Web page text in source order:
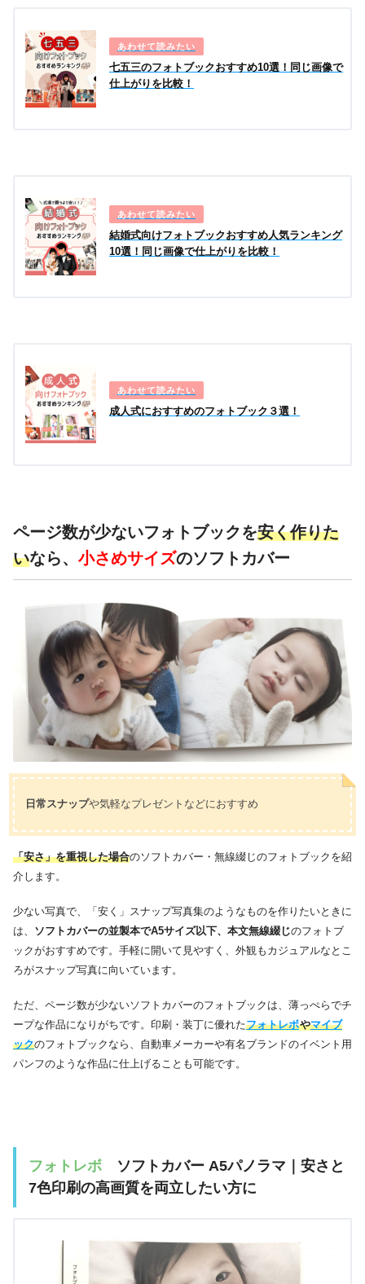
ケース
0円
ギフトラッピング
スマホ
オンライン
編集
対応OS：iOS 、 Android
画像枠：自由編集可能
対応画像形式：JPEG
オンライン
編集
パソコン
ダウンロードソフト
装飾素材 または
装飾素材または
テンプレート
七五三のフォトブックおすすめ10選！同じ画像で
仕上がりを比較！
結婚式向けフォトブックおすすめ人気ランキング
10選！同じ画像で仕上がりを比較！
成人式におすすめのフォトブック３選！
ページ数が少ないフォトブックを安く作りた
いなら、 小さめサイズのソフトカバー
日常スナップや気軽なプレゼントなどにおすすめ
「安さ」を重視した場合のソフトカバー・無線綴じのフォトブックを紹
介します。
少ない写真で、「安く」スナップ写真集のようなものを作りたいときに
は、 ソフトカバーの並製本でA5サイズ以下、本文無線綴じのフォトブ
ックがおすすめです。手軽に開いて見やすく、外観もカジュアルなとこ
ろがスナップ写真に向いています。
ただ、ページ数が少ないソフトカバーのフォトブックは、薄っぺらでチ
ープな作品になりがちです。印刷・装丁に優れたフォトレボやマイブ
ックのフォトブックなら、自動車メーカーや有名ブランドのイベント用
パンフのような作品に仕上げることも可能です。
フォトレボ ソフトカバー A5パノラマ｜安さと
7色印刷の高画質を両立したい方に